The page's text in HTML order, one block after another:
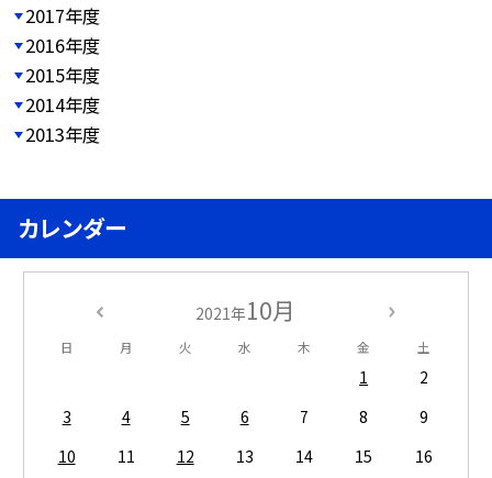
2017年度
2016年度
2015年度
2014年度
2013年度
カレンダー
2021年10月
日 月 火 水 木 金 土
1
2
3
4 5 6 7 8
9
10
11 12 13 14 15
16